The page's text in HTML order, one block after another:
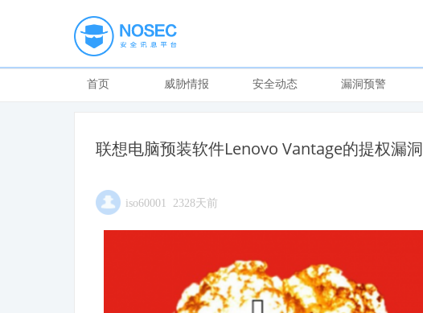
首页 威胁情报 安全动态 漏洞预警
联想电脑预装软件Lenovo Vantage的提权漏洞
iso60001 2328天前